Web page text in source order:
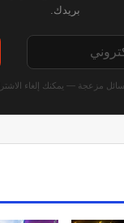
بريدك.
مزعجة — يمكنك إلغاء